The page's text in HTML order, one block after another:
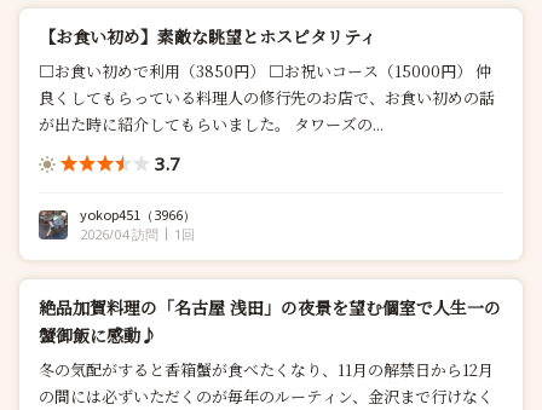
【お食い初め】素敵な眺望とホスピタリティ
□お食い初めで利用（3850円） □お祝いコース（15000円） 仲
良くしてもらっている料理人の修行先のお店で、お食い初めの話
が出た時に紹介してもらいました。 タワーズの...
3.7
yokop451 （3966）
2026/04 訪問
1回
絶品加賀料理の「名古屋 浅田」の夜景を望む個室で人生一の
蟹御飯に感動♪
冬の気配がすると香箱蟹が食べたくなり、11月の解禁日から12月
の間には必ずいただくのが毎年のルーティン、金沢まで行けなく